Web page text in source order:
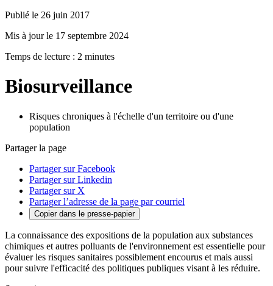
Publié le 26 juin 2017
Mis à jour le 17 septembre 2024
Temps de lecture : 2 minutes
Biosurveillance
Risques chroniques à l'échelle d'un territoire ou d'une
population
Partager la page
Partager sur Facebook
Partager sur Linkedin
Partager sur X
Partager l’adresse de la page par courriel
Copier dans le presse-papier
La connaissance des expositions de la population aux substances
chimiques et autres polluants de l'environnement est essentielle pour
évaluer les risques sanitaires possiblement encourus et mais aussi
pour suivre l'efficacité des politiques publiques visant à les réduire.